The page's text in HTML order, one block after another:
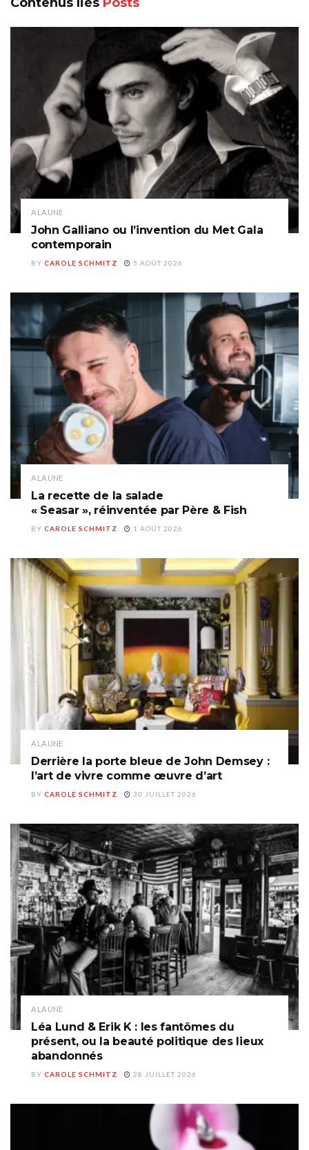
A LA UNE
John Galliano ou l’invention du Met Gala
contemporain
BY CAROLE SCHMITZ 5 AOÛT 2026
A LA UNE
La recette de la salade
« Seasar », réinventée par Père & Fish
BY CAROLE SCHMITZ 1 AOÛT 2026
A LA UNE
Derrière la porte bleue de John Demsey :
l’art de vivre comme œuvre d’art
BY CAROLE SCHMITZ 30 JUILLET 2026
A LA UNE
Léa Lund & Erik K : les fantômes du
présent, ou la beauté politique des lieux
abandonnés
BY CAROLE SCHMITZ 28 JUILLET 2026